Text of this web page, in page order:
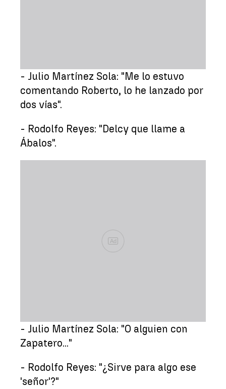
- Julio Martínez Sola: "Me lo estuvo
comentando Roberto, lo he lanzado por
dos vías".
- Rodolfo Reyes: "Delcy que llame a
Ábalos".
Ad
- Julio Martínez Sola: "O alguien con
Zapatero..."
- Rodolfo Reyes: "¿Sirve para algo ese
'señor'?"